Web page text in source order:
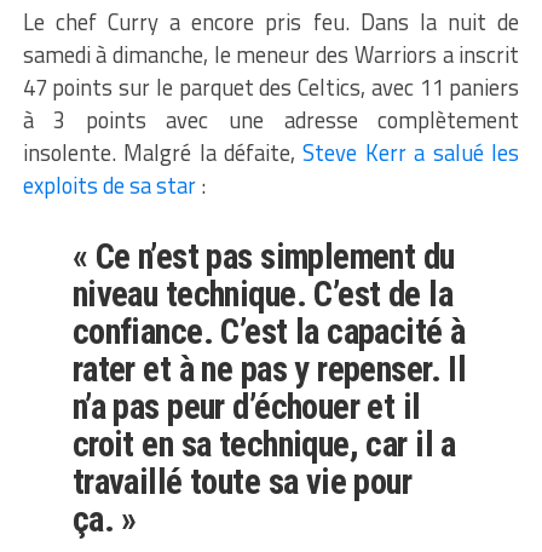
Le chef Curry a encore pris feu. Dans la nuit de
samedi à dimanche, le meneur des Warriors a inscrit
47 points sur le parquet des Celtics, avec 11 paniers
à 3 points avec une adresse complètement
insolente. Malgré la défaite,Steve Kerr a salué les
exploits de sa star:
« Ce n’est pas simplement du
niveau technique. C’est de la
confiance. C’est la capacité à
rater et à ne pas y repenser. Il
n’a pas peur d’échouer et il
croit en sa technique, car il a
travaillé toute sa vie pour
ça. »